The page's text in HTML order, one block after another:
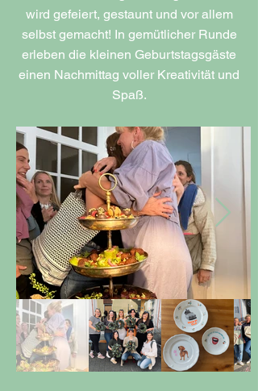
wird gefeiert, gestaunt und vor allem
selbst gemacht! In gemütlicher Runde
erleben die kleinen Geburtstagsgäste
einen Nachmittag voller Kreativität und
Spaß.